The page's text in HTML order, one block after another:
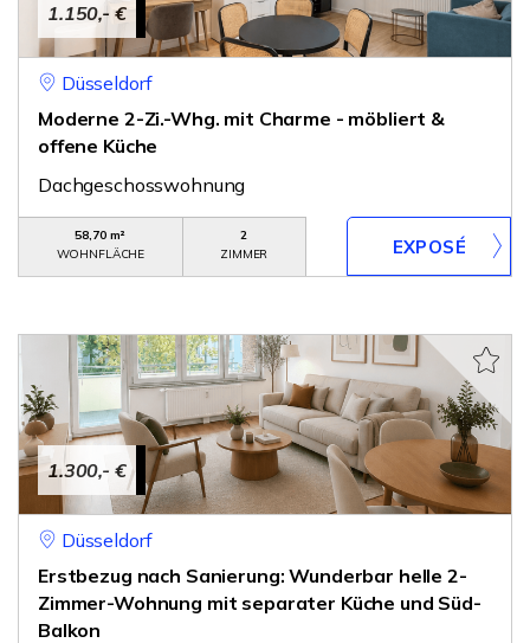
1.150,- €
Düsseldorf
Moderne 2-Zi.-Whg. mit Charme - möbliert &
offene Küche
Dachgeschosswohnung
58,70 m²
WOHNFLÄCHE
2
ZIMMER
1.300,- €
Düsseldorf
Erstbezug nach Sanierung: Wunderbar helle 2-
Zimmer-Wohnung mit separater Küche und Süd-
Balkon